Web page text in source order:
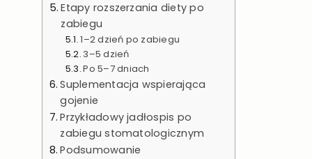
Etapy rozszerzania diety po
zabiegu
1–2 dzień po zabiegu
3–5 dzień
Po 5–7 dniach
Suplementacja wspierająca
gojenie
Przykładowy jadłospis po
zabiegu stomatologicznym
Podsumowanie